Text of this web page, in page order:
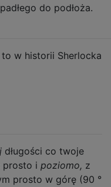
do podłoża.
to w historii Sherlocka
długości co twoje
prosto i poziomo, z
prosto w górę (90 °